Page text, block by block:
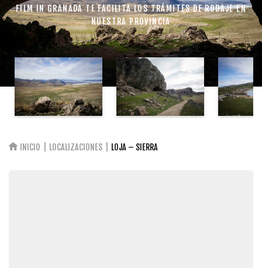
FILM IN GRANADA TE FACILITA LOS TRÁMITES DE RODAJE EN
NUESTRA PROVINCIA
INICIO LOCALIZACIONES LOJA – SIERRA